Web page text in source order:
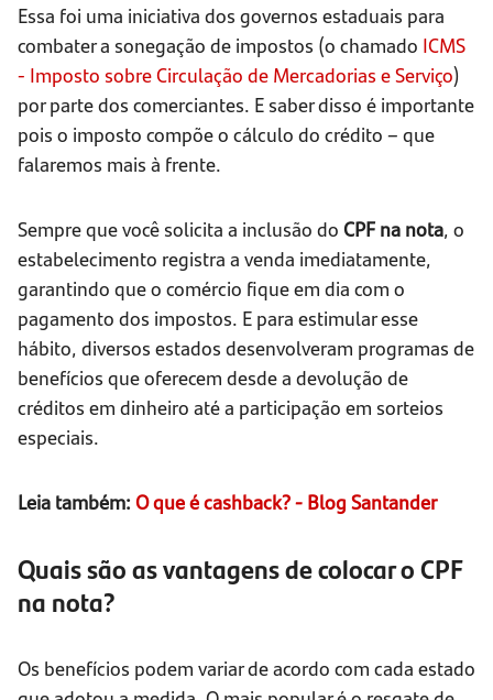
Essa foi uma iniciativa dos governos estaduais para
combater a sonegação de impostos (o chamado ICMS
- Imposto sobre Circulação de Mercadorias e Serviço)
por parte dos comerciantes. E saber disso é importante
pois o imposto compõe o cálculo do crédito – que
falaremos mais à frente.
Sempre que você solicita a inclusão do CPF na nota, o
estabelecimento registra a venda imediatamente,
garantindo que o comércio fique em dia com o
pagamento dos impostos. E para estimular esse
hábito, diversos estados desenvolveram programas de
benefícios que oferecem desde a devolução de
créditos em dinheiro até a participação em sorteios
especiais.
Leia também: O que é cashback? - Blog Santander
Quais são as vantagens de colocar o CPF
na nota?
Os benefícios podem variar de acordo com cada estado